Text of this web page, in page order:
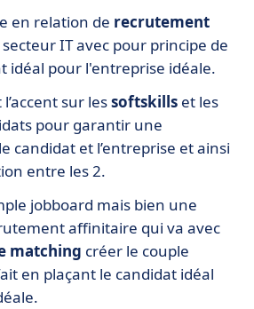
en relation de recrutement
IT avec pour principe de
idéal pour l'entreprise idéale.
sur lessoftskills et les
pour garantir une
candidat et l’entreprise et ainsi
entre les 2.
jobboard mais bien une
affinitaire qui va avec
matching créer le couple
en plaçant le candidat idéal